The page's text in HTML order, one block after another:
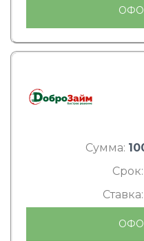
Сумма:
Срок: